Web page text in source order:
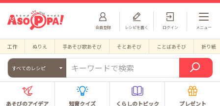
会員登録 ログイン
レシピを書く メニュー
工作 ぬりえ 手あそび歌あそび そとあそび ことばあそび 折り紙
すべてのレシピ
あそびのアイデア 知育クイズ くらしのトピック プレゼント